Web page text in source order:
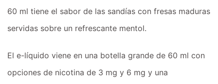
60 ml tiene el sabor de las sandías con fresas maduras
servidas sobre un refrescante mentol.
El e-líquido viene en una botella grande de 60 ml con
opciones de nicotina de 3 mg y 6 mg y una